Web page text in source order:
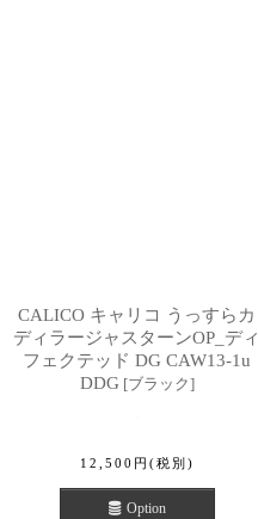
CALICO キャリコ うっすらカ
ディラージャスターンOP_ディ
フェクテッド DG CAW13-1u
DDG [ブラック]
12,500 円 (税別)
Option